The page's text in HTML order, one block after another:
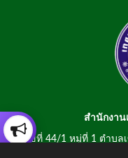
สำนักงาน
เลขที่ 44/1 หมู่ที่ 1 ตำบล